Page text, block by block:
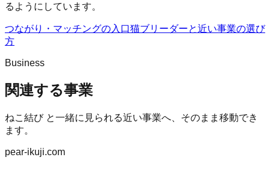
るようにしています。
つながり・マッチングの入口猫ブリーダーと近い事業の選び
方
Business
関連する事業
ねこ結びと一緒に見られる近い事業へ、そのまま移動でき
ます。
pear-ikuji.com